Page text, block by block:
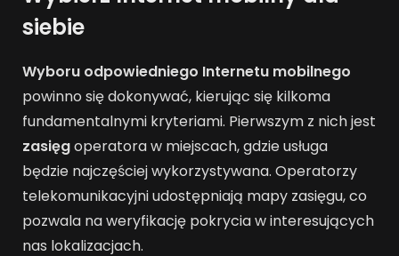
siebie
Wyboru odpowiedniego Internetu mobilnego
powinno się dokonywać, kierując się kilkoma
fundamentalnymi kryteriami. Pierwszym z nich jest
zasięgoperatora w miejscach, gdzie usługa
będzie najczęściej wykorzystywana. Operatorzy
telekomunikacyjni udostępniają mapy zasięgu, co
pozwala na weryfikację pokrycia w interesujących
nas lokalizacjach.